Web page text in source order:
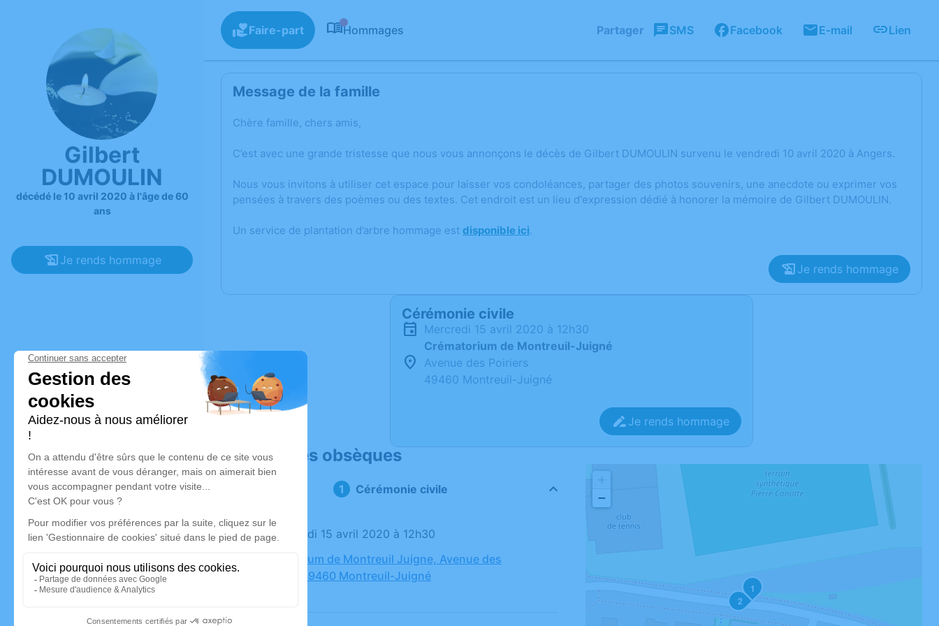
Gilbert
DUMOULIN
décédé le 10 avril 2020 à l'âge de 60
ans
Je rends hommage
Faire-part Hommages Partager SMS Facebook E-mail Lien
Message de la famille
Chère famille, chers amis,
C’est avec une grande tristesse que nous vous annonçons le décès de Gilbert DUMOULIN survenu le vendredi 10 avril 2020 à Angers.
Nous vous invitons à utiliser cet espace pour laisser vos condoléances, partager des photos souvenirs, une anecdote ou exprimer vos
pensées à travers des poèmes ou des textes. Cet endroit est un lieu d'expression dédié à honorer la mémoire de Gilbert DUMOULIN.
Un service de plantation d’arbre hommage est disponible ici.
Je rends hommage
Cérémonie civile
mercredi 15 avril 2020 à 12h30
Crématorium de Montreuil-Juigné
Avenue des Poiriers
49460 Montreuil-Juigné
Je rends hommage
Déroulé des obsèques
Cérémonie civile
Le mercredi 15 avril 2020 à 12h30
Crématorium de Montreuil Juigne, Avenue des
Poiriers, 49460 Montreuil-Juigné
1
2
−